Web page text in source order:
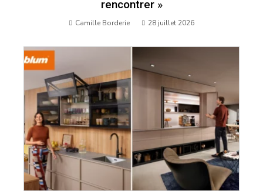
rencontrer »
Camille Borderie 28 juillet 2026